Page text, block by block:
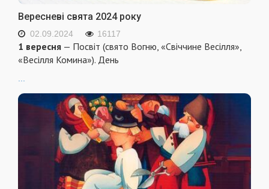
Вересневі свята 2024 року
02.09.2024 16117
1 вересня — Посвіт (свято Вогню, «Свіччине Весілля»,
«Весілля Комина»). День
...